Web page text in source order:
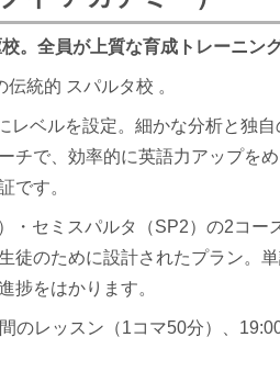
。全員が上質な育成トレーニン
統的 スパルタ校 。
レベルを設定。細かな分析と独
チで、効率的に英語力アップを
です。
・セミスパルタ（SP2）の2コー
徒のために設計されたプラン。
捗をはかります。
のレッスン（1コマ50分）、